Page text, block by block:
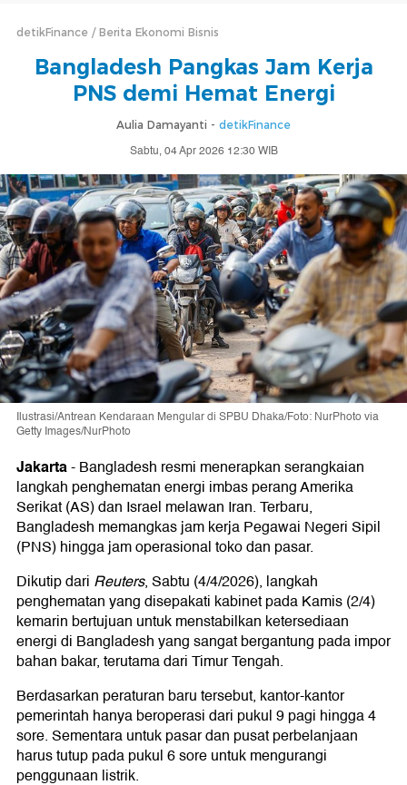
detikFinance Berita Ekonomi Bisnis
Bangladesh Pangkas Jam Kerja
PNS demi Hemat Energi
Aulia Damayanti - detikFinance
Sabtu, 04 Apr 2026 12:30 WIB
Ilustrasi/Antrean Kendaraan Mengular di SPBU Dhaka/Foto: NurPhoto via
Getty Images/NurPhoto
Jakarta-Bangladesh resmi menerapkan serangkaian
langkah penghematan energi imbas perang Amerika
Serikat (AS) dan Israel melawan Iran. Terbaru,
Bangladesh memangkas jam kerja Pegawai Negeri Sipil
(PNS) hingga jam operasional toko dan pasar.
Dikutip dari Reuters, Sabtu (4/4/2026), langkah
penghematan yang disepakati kabinet pada Kamis (2/4)
kemarin bertujuan untuk menstabilkan ketersediaan
energi di Bangladesh yang sangat bergantung pada impor
bahan bakar, terutama dari Timur Tengah.
Berdasarkan peraturan baru tersebut, kantor-kantor
pemerintah hanya beroperasi dari pukul 9 pagi hingga 4
sore. Sementara untuk pasar dan pusat perbelanjaan
harus tutup pada pukul 6 sore untuk mengurangi
penggunaan listrik.